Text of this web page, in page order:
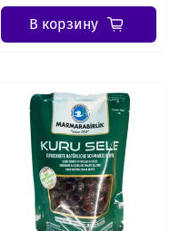
В корзину